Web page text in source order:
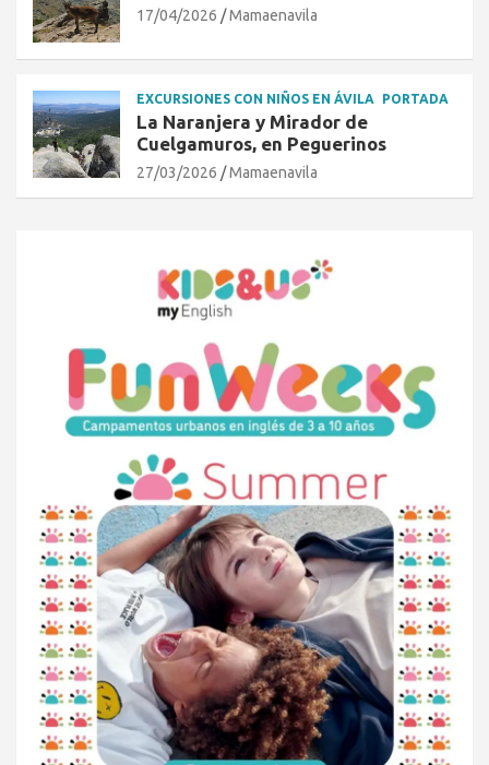
17/04/2026 Mamaenavila
EXCURSIONES CON NIÑOS EN ÁVILA PORTADA
La Naranjera y Mirador de
Cuelgamuros, en Peguerinos
27/03/2026 Mamaenavila